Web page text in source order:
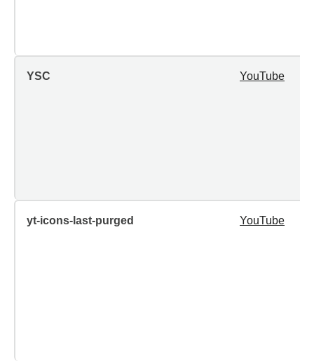
YSC YouTube
yt-icons-last-purged YouTube